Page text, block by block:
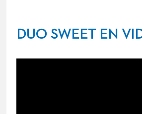
DUO SWEET EN